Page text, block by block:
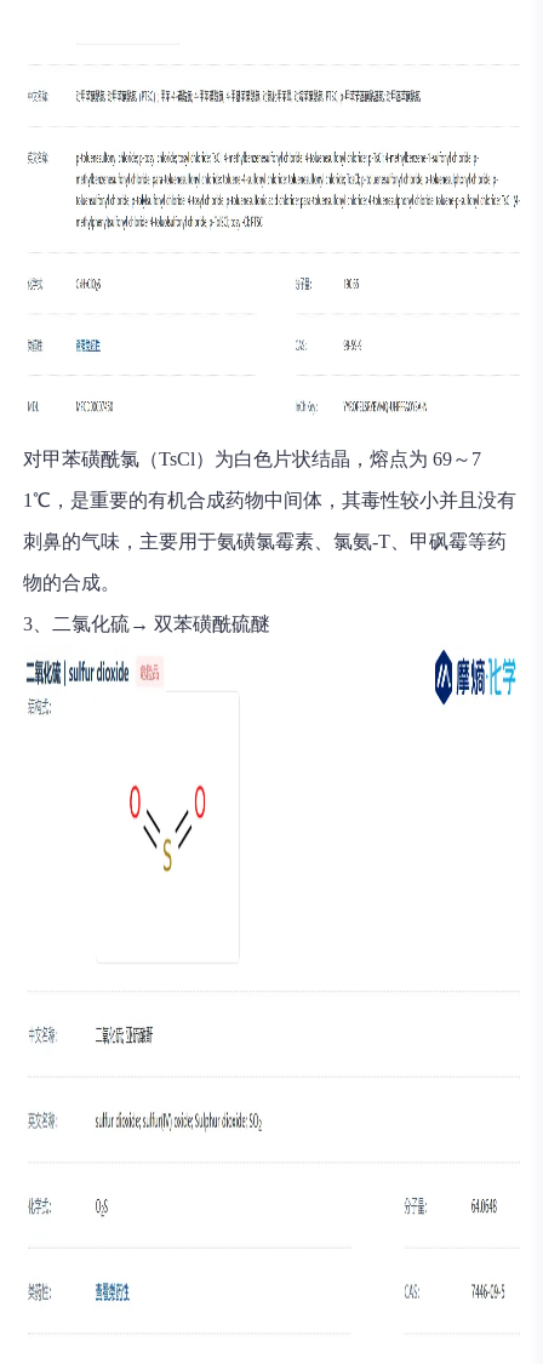
对甲苯磺酰氯（TsCl）为白色片状结晶，熔点为 69～7
1℃，是重要的有机合成药物中间体，其毒性较小并且没有
刺鼻的气味，主要用于氨磺氯霉素、氯氨-T、甲砜霉等药
物的合成。
3、二氯化硫→ 双苯磺酰硫醚